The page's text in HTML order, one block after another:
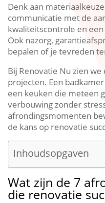
Denk aan
communicatie met de
kwaliteitscontrole en
Ook nazorg,
bepalen of je tevreden
Bij Renovatie Nu zien
projecten.​ Een
een keuken die meteen
verbouwing zonder
afrondingsmomenten
de kans op renovatie
Inhoudsopgaven
Wat zijn de 7
die renovatie